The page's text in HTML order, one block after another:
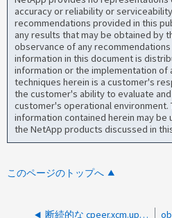
accuracy or reliability or
recommendations provided in this
any results that may be obtained by
observance of any
information in this document is
information or the implementation of
techniques herein is a customer's
the customer's ability to evaluate
customer's operational environment.
information contained herein may be
the NetApp products discussed in
このページのトップへ
断続的な cpeer.xcm.update.warn エラー